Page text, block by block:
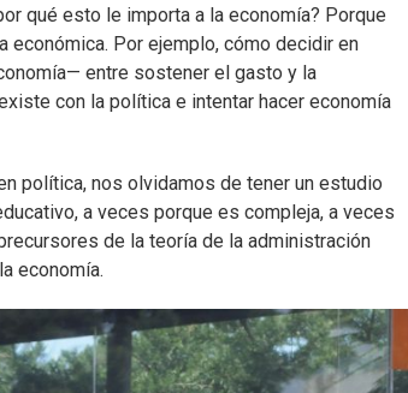
qué esto le importa a la economía? Porque
Por ejemplo, cómo decidir en
entre sostener el gasto y la
con la política e intentar hacer economía
política, nos olvidamos de tener un estudio
a veces porque es compleja, a veces
de la teoría de la administración
economía.